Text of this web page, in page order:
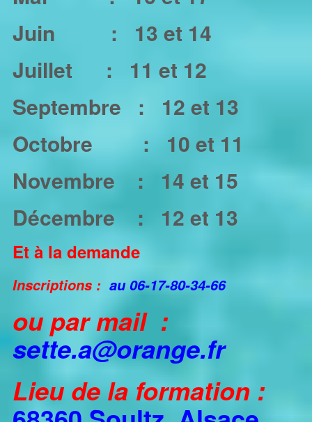
Juin :
13 et 14
Juillet :
11 et 12
Septembre :
12 et 13
Octobre :
10 et 11
Novembre :
14 et 15
Décembre :
12 et 13
Et à la demande
Inscriptions : au 06-17-80-34-66
ou par mail :
sette.a@orange.fr
Lieu de la formation :